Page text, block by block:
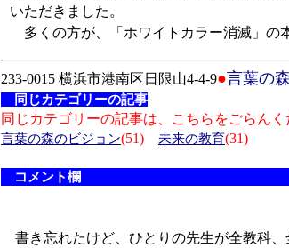
いただきました。
多くの方が、「ホワイトカラー消滅」の
233-0015 横浜市港南区日限山4-4-9●言葉の
同じカテゴリーの記事
同じカテゴリーの記事は、こちらをごらんく
言葉の森のビジョン(51) 未来の教育(31)
コメント欄
書き忘れたけど、ひとりの先生が全教科